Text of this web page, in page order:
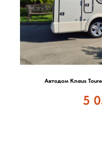
Автодом Knaus
5